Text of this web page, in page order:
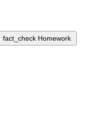
fact_check Homework